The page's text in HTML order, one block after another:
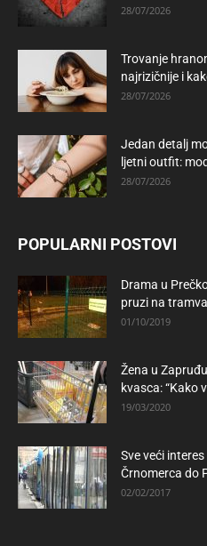
28/07/2026
Trovanje
najrizičnije i
28/07/2026
Jedan detalj
ljetni outfit:
28/07/2026
POPULARNI POSTOVI
Drama u
pruzi na
01/10/2019
Žena u
kvasca: “Kako
19/03/2020
Sve veći
Črnomerca do
02/02/2017